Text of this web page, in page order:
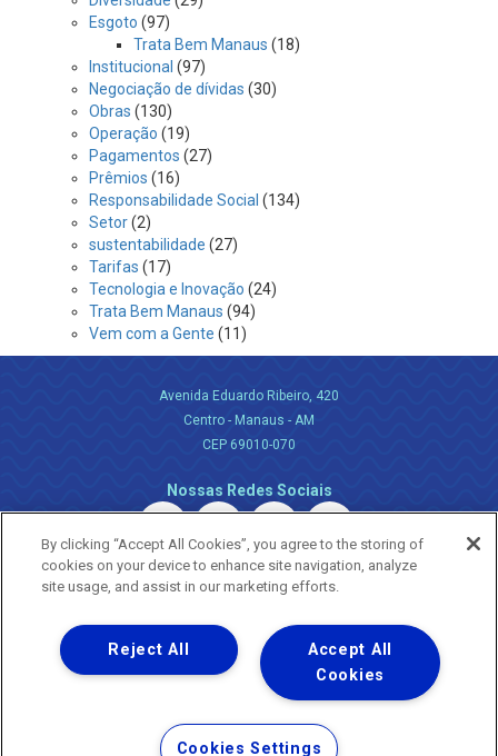
Esgoto (97)
Trata Bem Manaus (18)
Institucional (97)
Negociação de dívidas (30)
Obras (130)
Operação (19)
Pagamentos (27)
Prêmios (16)
Responsabilidade Social (134)
Setor(2)
sustentabilidade (27)
Tarifas (17)
Tecnologia e Inovação (24)
Trata Bem Manaus (94)
Vem com a Gente (11)
Avenida Eduardo Ribeiro, 420
Centro - Manaus - AM
CEP 69010-070
Nossas Redes Sociais
Uma empresa
Copyright ® 2026 - Todos os Direitos Reservados.
Nossa natureza movimenta a vida
Termos Gerais de Uso de Sites e Aplicativos
By clicking “Accept All Cookies”, you agree to the storing of
cookies on your device to enhance site navigation, analyze
site usage, and assist in our marketing efforts.
Accept All
Cookies
Reject All
Cookies Settings